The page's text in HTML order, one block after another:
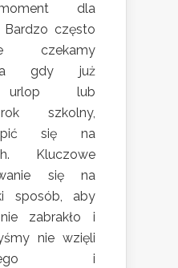
dla
często
czekamy
a gdy już
urlop lub
szkolny,
się na
Kluczowe
się na
sposób, aby
zabrakło i
nie wzięli
i